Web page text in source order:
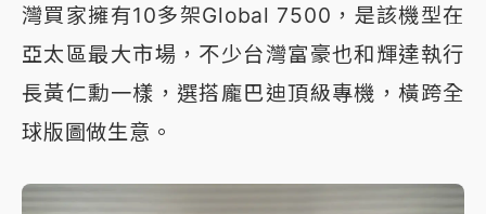
灣買家擁有10多架Global 7500，是該機型在
亞太區最大市場，不少台灣富豪也和輝達執行
長黃仁勳一樣，選搭龐巴迪頂級專機，橫跨全
球版圖做生意。